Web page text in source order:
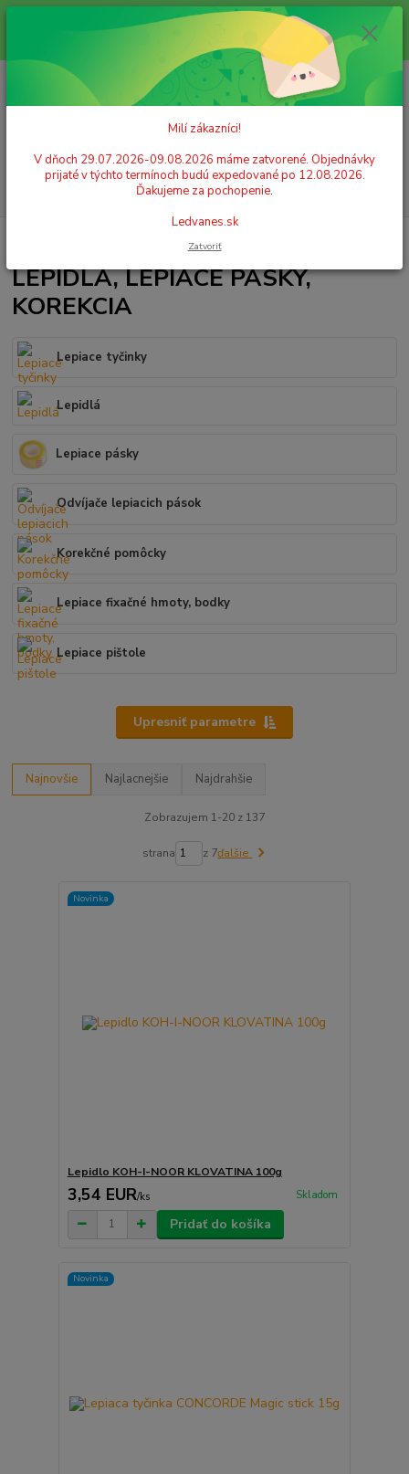
Milí zákazníci! V dňoch 29.07.2026-09.08.2026 máme zatvorené.
Objednávky prijaté v týchto termínoch budú expedované po 12.08.2026.
Ďakujeme za pochopenie. Ledvanes.sk
+421 908 755 958
Po. - Pia. od 9:00 hod. - 16:00 hod.
za0,00 EUR
LEPIDLÁ, LEPIACE PÁSKY,
KOREKCIA
Lepiace tyčinky
Lepidlá
Lepiace pásky
Odvíjače lepiacich pások
Korekčné pomôcky
Lepiace fixačné hmoty, bodky
Lepiace pištole
Upresniť parametre
Najnovšie Najlacnejšie Najdrahšie
Zobrazujem 1-20 z 137
strana z 7ďalšie
Novinka
Lepidlo KOH-I-NOOR KLOVATINA 100g
3,54 EUR/ks Skladom
Pridať do košíka
Novinka
Milí zákazníci!
V dňoch 29.07.2026-09.08.2026 máme zatvorené. Objednávky
prijaté v týchto termínoch budú expedované po 12.08.2026.
Ďakujeme za pochopenie.
Ledvanes.sk
Zatvoriť